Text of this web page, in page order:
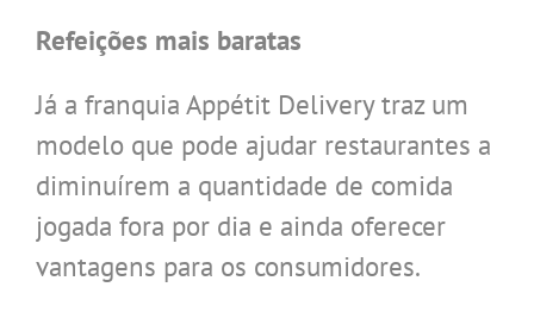
Refeições mais baratas
Já a franquia Appétit Delivery traz um
modelo que pode ajudar restaurantes a
diminuírem a quantidade de comida
jogada fora por dia e ainda oferecer
vantagens para os consumidores.